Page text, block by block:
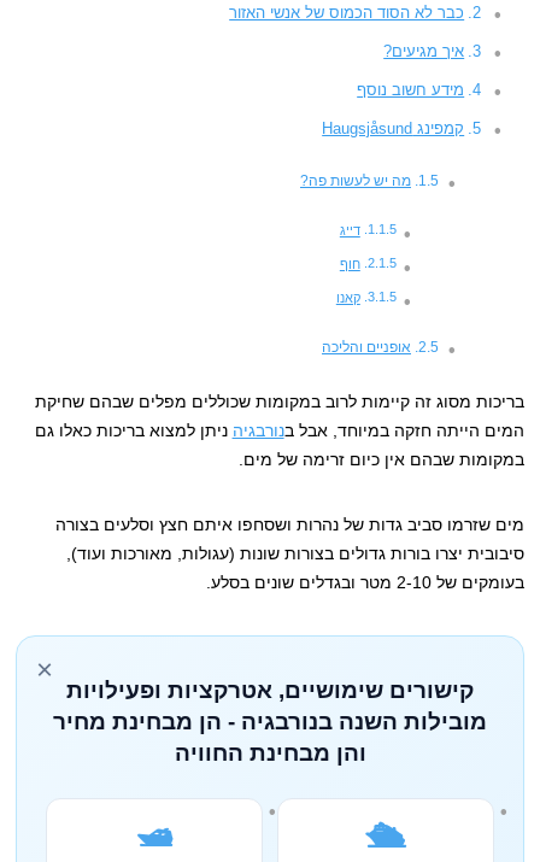
כבר לא הסוד הכמוס של אנשי האזור
איך מגיעים?
מידע חשוב נוסף
קמפינג Haugsjåsund
מה יש לעשות פה?
דייג
חוף
קאנו
אופניים והליכה
בריכות מסוג זה קיימות לרוב במקומות שכוללים מפלים שבהם שחיקת
המים הייתה חזקה במיוחד, אבל בנורבגיה ניתן למצוא בריכות כאלו גם
במקומות שבהם אין כיום זרימה של מים.
מים שזרמו סביב גדות של נהרות ושסחפו איתם חצץ וסלעים בצורה
סיבובית יצרו בורות גדולים בצורות שונות (עגולות, מאורכות ועוד),
בעומקים של 2-10 מטר ובגדלים שונים בסלע.
×
קישורים שימושיים, אטרקציות ופעילויות
מובילות השנה בנורבגיה - הן מבחינת מחיר
והן מבחינת החוויה
🛳️
🛥️